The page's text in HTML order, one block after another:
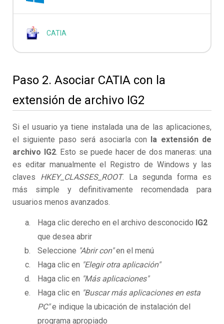
CATIA
Paso 2. Asociar CATIA con la
extensión de archivo IG2
Si el usuario ya tiene instalada una de las aplicaciones,
el siguiente paso será asociarla con la extensión de
archivo IG2. Esto se puede hacer de dos maneras: una
es editar manualmente el Registro de Windows y las
claves HKEY_CLASSES_ROOT. La segunda forma es
más simple y definitivamente recomendada para
usuarios menos avanzados.
Haga clic derecho en el archivo desconocido IG2
que desea abrir
Seleccione "Abrir con"en el menú
Haga clic en "Elegir otra aplicación"
Haga clic en "Más aplicaciones"
Haga clic en "Buscar más aplicaciones en esta
PC"e indique la ubicación de instalación del
programa apropiado